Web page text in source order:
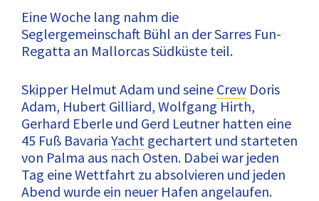
Eine Woche lang nahm die
Seglergemeinschaft Bühl an der Sarres Fun-
Regatta an Mallorcas Südküste teil.
Skipper Helmut Adam und seine Crew Doris
Adam, Hubert Gilliard, Wolfgang Hirth,
Gerhard Eberle und Gerd Leutner hatten eine
45 Fuß Bavaria Yacht gechartert und starteten
von Palma aus nach Osten. Dabei war jeden
Tag eine Wettfahrt zu absolvieren und jeden
Abend wurde ein neuer Hafen angelaufen.